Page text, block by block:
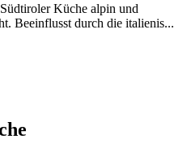
Küche alpin und
Beeinflusst durch die italienis...